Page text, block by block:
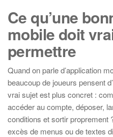
Ce qu’une
mobile doit
permettre
Quand on parle d’application
beaucoup de joueurs pensent
vrai sujet est plus concret :
accéder au compte, déposer,
conditions et sortir proprement
excès de menus ou de textes